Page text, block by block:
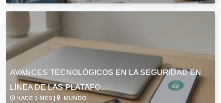
AVANCES TECNOLÓGICOS EN LA SEGURIDAD EN
LÍNEA DE LAS PLATAFO...
HACE 1 MES | MUNDO